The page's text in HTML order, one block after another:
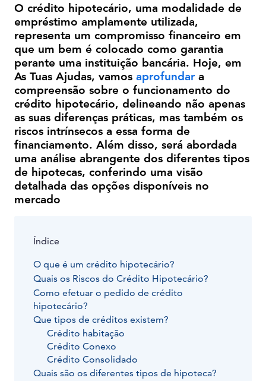
O crédito hipotecário, uma modalidade de
empréstimo amplamente utilizada,
representa um compromisso financeiro em
que um bem é colocado como garantia
perante uma instituição bancária. Hoje, em
As Tuas Ajudas, vamos aprofundara
compreensão sobre o funcionamento do
crédito hipotecário, delineando não apenas
as suas diferenças práticas, mas também os
riscos intrínsecos a essa forma de
financiamento. Além disso, será abordada
uma análise abrangente dos diferentes tipos
de hipotecas, conferindo uma visão
detalhada das opções disponíveis no
mercado
Índice
O que é um crédito hipotecário?
Quais os Riscos do Crédito Hipotecário?
Como efetuar o pedido de crédito
hipotecário?
Que tipos de créditos existem?
Crédito habitação
Crédito Conexo
Crédito Consolidado
Quais são os diferentes tipos de hipoteca?